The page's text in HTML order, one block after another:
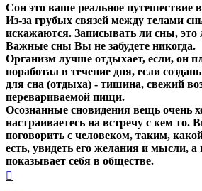
Сон это ваше реальное путешествие
Из-за грубых связей между телами
искажаются. Записывать ли сны, это
Важные сны Вы не забудете никогда.
Организм лучше отдыхает, если, он
поработал в течение дня, если
для сна (отдыха) - тишина, свежий
перевариваемой пищи.
Осознанные сновидения вещь очень
настраиваетесь на встречу с кем то.
поговорить с человеком, таким,
есть, увидеть его желания и мысли, а
показывает себя в обществе.